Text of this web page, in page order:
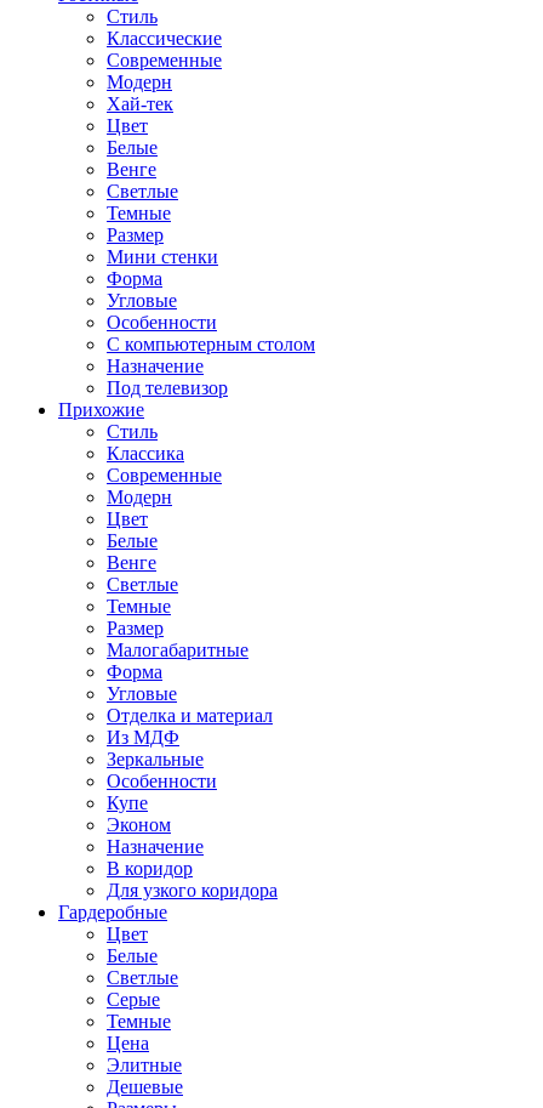
Стиль
Классические
Современные
Модерн
Хай-тек
Цвет
Белые
Венге
Светлые
Темные
Размер
Мини стенки
Форма
Угловые
Особенности
С компьютерным столом
Назначение
Под телевизор
Прихожие
Стиль
Классика
Современные
Модерн
Цвет
Белые
Венге
Светлые
Темные
Размер
Малогабаритные
Форма
Угловые
Отделка и материал
Из МДФ
Зеркальные
Особенности
Купе
Эконом
Назначение
В коридор
Для узкого коридора
Гардеробные
Цвет
Белые
Светлые
Серые
Темные
Цена
Элитные
Дешевые